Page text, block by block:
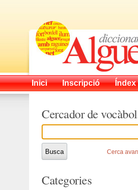
Inici Inscripció Índex
Cercador de
Cerca
Categories